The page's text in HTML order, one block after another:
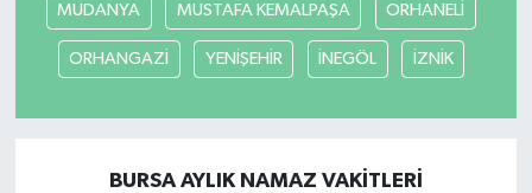
MUDANYA MUSTAFA KEMALPAŞA ORHANELİ
ORHANGAZİ YENİŞEHİR İNEGÖL İZNİK
BURSA AYLIK NAMAZ VAKITLERI